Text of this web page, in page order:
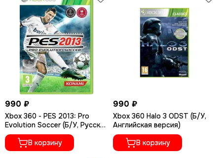
990 ₽
Xbox 360 - PES 2013: Pro
Evolution Soccer (Б/У, Русские
субтитры)
В корзину
990 ₽
Xbox 360 Halo 3 ODST (Б/У,
Английская версия)
В корзину